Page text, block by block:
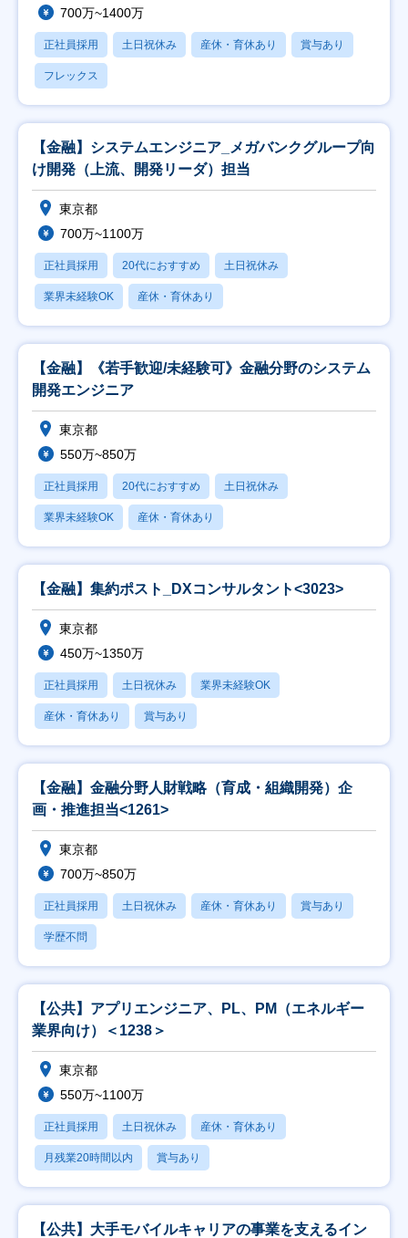
700万~1400万
正社員採用 土日祝休み 産休・育休あり 賞与あり
フレックス
【金融】システムエンジニア_メガバンクグループ向
け開発（上流、開発リーダ）担当
東京都
700万~1100万
正社員採用 20代におすすめ 土日祝休み
業界未経験OK 産休・育休あり
【金融】《若手歓迎/未経験可》金融分野のシステム
開発エンジニア
東京都
550万~850万
正社員採用 20代におすすめ 土日祝休み
業界未経験OK 産休・育休あり
【金融】集約ポスト_DXコンサルタント<3023>
東京都
450万~1350万
正社員採用 土日祝休み 業界未経験OK
産休・育休あり 賞与あり
【金融】金融分野人財戦略（育成・組織開発）企
画・推進担当<1261>
東京都
700万~850万
正社員採用 土日祝休み 産休・育休あり 賞与あり
学歴不問
【公共】アプリエンジニア、PL、PM（エネルギー
業界向け）＜1238＞
東京都
550万~1100万
正社員採用 土日祝休み 産休・育休あり
月残業20時間以内 賞与あり
【公共】大手モバイルキャリアの事業を支えるイン